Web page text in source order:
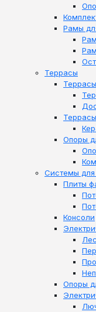
Рамы
Террасы
Опоры
Системы для
Плиты
Консоли
Опоры